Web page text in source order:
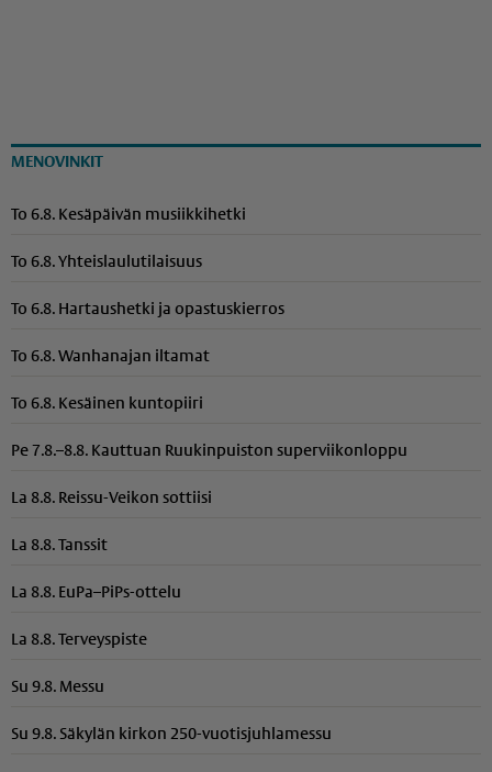
MENOVINKIT
To 6.8. Kesäpäivän musiikkihetki
To 6.8. Yhteis­lau­lu­ti­laisuus
To 6.8. Hartaushetki ja opastuskierros
To 6.8. Wanhanajan iltamat
To 6.8. Kesäinen kuntopiiri
Pe 7.8.–8.8. Kauttuan Ruukinpuiston superviikonloppu
La 8.8. Reissu-Veikon sottiisi
La 8.8. Tanssit
La 8.8. EuPa–PiPs-ottelu
La 8.8. Terveyspiste
Su 9.8. Messu
Su 9.8. Säkylän kirkon 250-vuotisjuhlamessu